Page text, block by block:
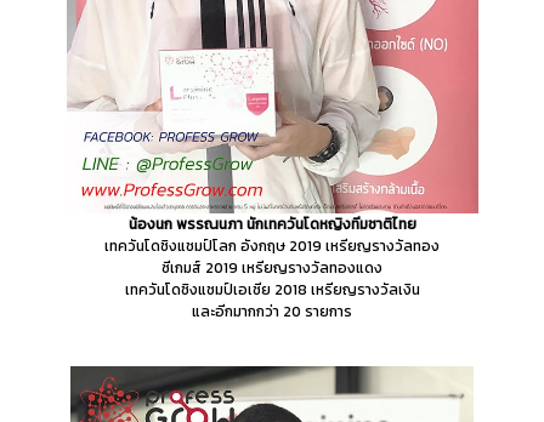
น้องนก พรรณนภา นักเทควันโดหญิงทีมชาติไทย
เทควันโดชิงแชมป์โลก อังกฤษ 2019 เหรียญรางวัลทอง
ซีเกมส์ 2019 เหรียญรางวัลทองแดง
เทควันโดชิงแชมป์เอเชีย 2018 เหรียญรางวัลเงิน
และอีกมากกว่า 20 รายการ